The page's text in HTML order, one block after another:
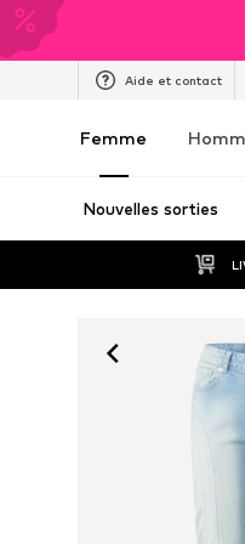
Aide et contact
Femme
Nouvelles sorties